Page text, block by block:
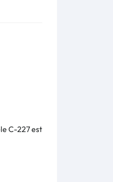
C-227 est